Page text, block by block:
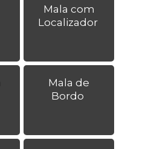
Mala com
Localizador
Mala de
Bordo